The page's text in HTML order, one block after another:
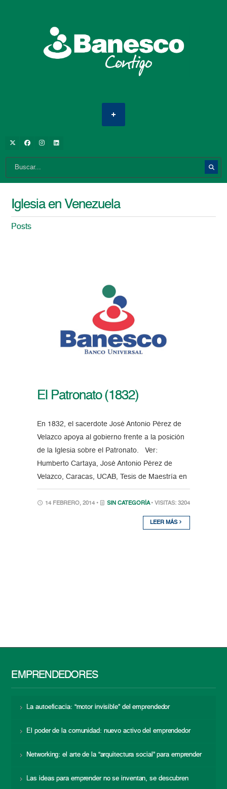
Iglesia en Venezuela
Posts
El Patronato (1832)
En 1832, el sacerdote José Antonio Pérez de
Velazco apoya al gobierno frente a la posición
de la Iglesia sobre el Patronato. Ver:
Humberto Cartaya, José Antonio Pérez de
Velazco, Caracas, UCAB, Tesis de Maestría en
14 FEBRERO, 2014 • SIN CATEGORÍA • VISITAS: 3204
LEER MÁS
EMPRENDEDORES
La autoeficacia: “motor invisible” del emprendedor
El poder de la comunidad: nuevo activo del emprendedor
Networking: el arte de la “arquitectura social” para emprender
Las ideas para emprender no se inventan, se descubren